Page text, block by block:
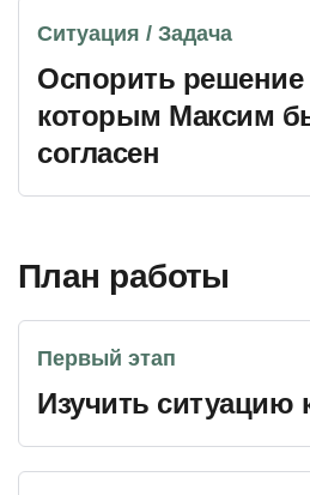
Ситуация / Задача
Оспорить
которым Максим
согласен
План работы
Первый этап
Изучить ситуацию